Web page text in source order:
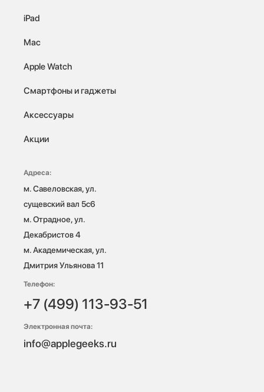
iPad
Mac
Apple Watch
Смартфоны и гаджеты
Аксессуары
Акции
Адреса:
м. Савеловская, ул.
сущевский вал 5с6
м. Отрадное, ул.
Декабристов 4
м. Академическая, ул.
Дмитрия Ульянова 11
Телефон:
+7 (499) 113-93-51
Электронная почта:
info@applegeeks.ru